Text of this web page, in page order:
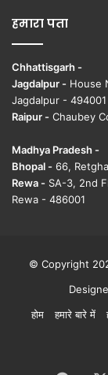
हमारा पता
Chhattisgarh -
Jagdalpur - House
Jagdalpur - 494001
Raipur - Chaubey
Madhya Pradesh -
Bhopal - 66,
Rewa - SA-3, 2nd
Rewa - 486001
© Copyright
होम
हमारे बारे में